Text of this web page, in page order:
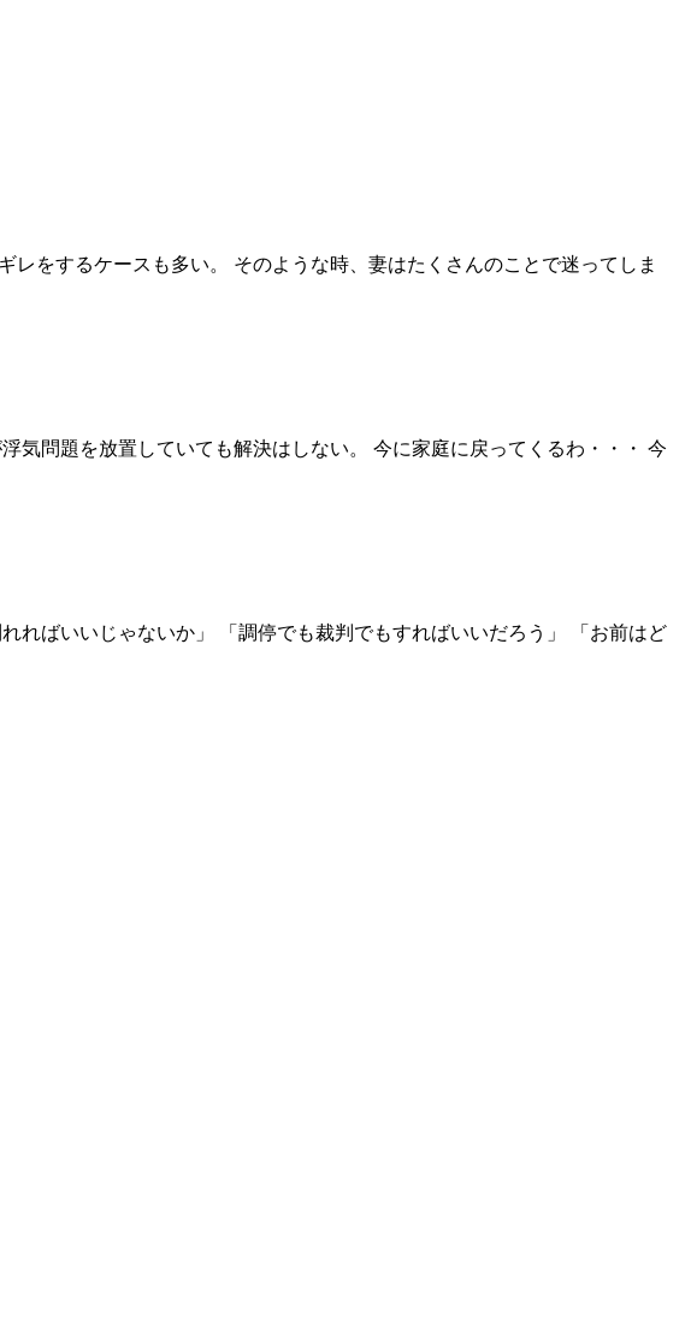
をするケースも多い。 そのような時、妻はたくさんのことで迷ってしま
気問題を放置していても解決はしない。 今に家庭に戻ってくるわ・・・ 今
ればいいじゃないか」 「調停でも裁判でもすればいいだろう」 「お前はど